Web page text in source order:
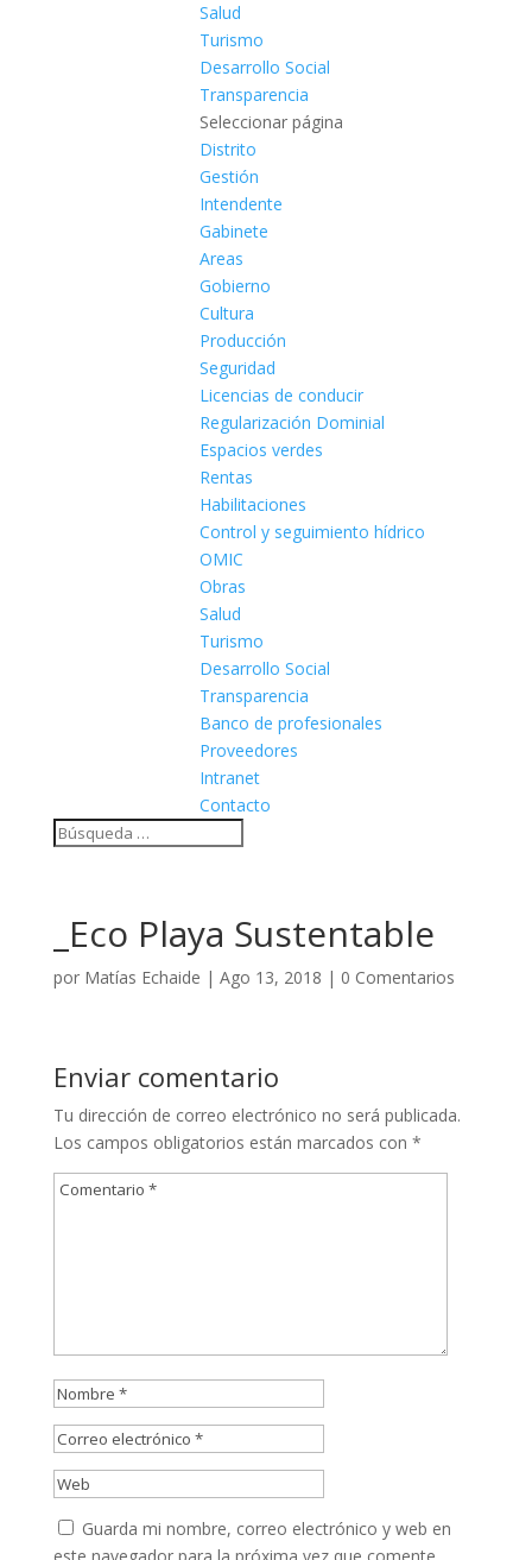
Salud
Turismo
Desarrollo Social
Transparencia
Seleccionar página
Distrito
Gestión
Intendente
Gabinete
Areas
Gobierno
Cultura
Producción
Seguridad
Licencias de conducir
Regularización Dominial
Espacios verdes
Rentas
Habilitaciones
Control y seguimiento hídrico
OMIC
Obras
Salud
Turismo
Desarrollo Social
Transparencia
Banco de profesionales
Proveedores
Intranet
Contacto
_Eco Playa Sustentable
por Matías Echaide | Ago 13, 2018 | 0 Comentarios
Enviar comentario
Tu dirección de correo electrónico no será publicada.
Los campos obligatorios están marcados con *
Guarda mi nombre, correo electrónico y web en